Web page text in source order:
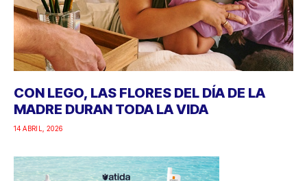
CON LEGO, LAS FLORES DEL DÍA DE LA
MADRE DURAN TODA LA VIDA
14 ABRIL, 2026